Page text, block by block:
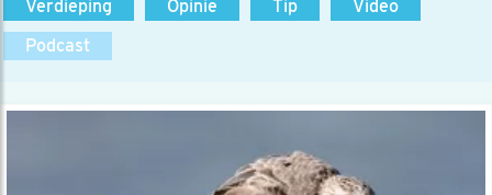
Verdieping
Opinie Tip
Video
Podcast